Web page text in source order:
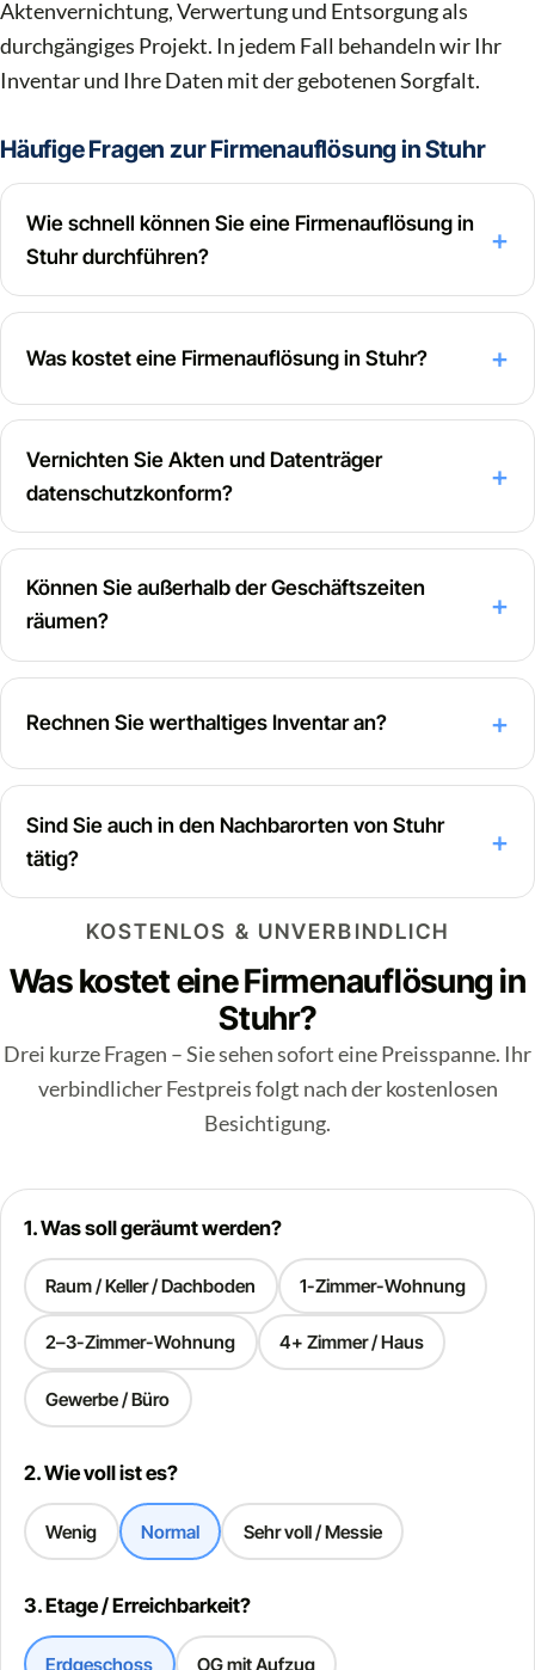
Aktenvernichtung, Verwertung und Entsorgung als
durchgängiges Projekt. In jedem Fall behandeln wir Ihr
Inventar und Ihre Daten mit der gebotenen Sorgfalt.
Häufige Fragen zur Firmenauflösung in Stuhr
Wie schnell können Sie eine Firmenauflösung in
Stuhr durchführen?
Was kostet eine Firmenauflösung in Stuhr?
Vernichten Sie Akten und Datenträger
datenschutzkonform?
Können Sie außerhalb der Geschäftszeiten
räumen?
Rechnen Sie werthaltiges Inventar an?
Sind Sie auch in den Nachbarorten von Stuhr
tätig?
KOSTENLOS & UNVERBINDLICH
Was kostet eine Firmenauflösung in
Stuhr?
Drei kurze Fragen – Sie sehen sofort eine Preisspanne. Ihr
verbindlicher Festpreis folgt nach der kostenlosen
Besichtigung.
1. Was soll geräumt werden?
Raum / Keller / Dachboden 1-Zimmer-Wohnung
2–3-Zimmer-Wohnung 4+ Zimmer / Haus
Gewerbe / Büro
2. Wie voll ist es?
Wenig Normal Sehr voll / Messie
3. Etage / Erreichbarkeit?
Erdgeschoss OG mit Aufzug